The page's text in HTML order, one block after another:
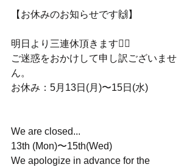
【お休みのお知らせです🙌】
明日より三連休頂きます🙇‍♂️
ご迷惑をおかけして申し訳ございませ
ん。
お休み：5月13日(月)〜15日(水)
We are closed...
13th (Mon)〜15th(Wed)
We apologize in advance for the